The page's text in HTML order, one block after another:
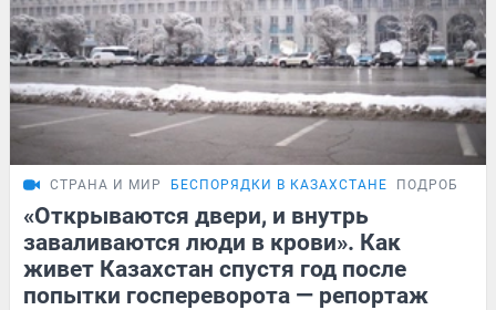
СТРАНА И МИР БЕСПОРЯДКИ В КАЗАХСТАНЕ
«Открываются двери, и внутрь
заваливаются люди в крови». Как
живет Казахстан спустя год после
попытки госпереворота — репортаж